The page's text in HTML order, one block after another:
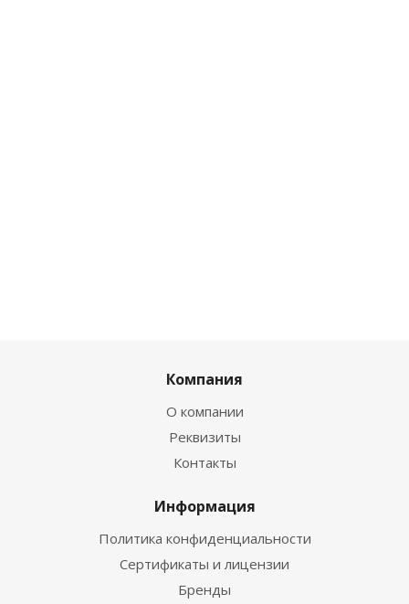
Компания
О компании
Реквизиты
Контакты
Информация
Политика конфиденциальности
Сертификаты и лицензии
Бренды